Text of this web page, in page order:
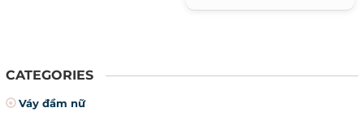
CATEGORIES
Váy đầm nữ